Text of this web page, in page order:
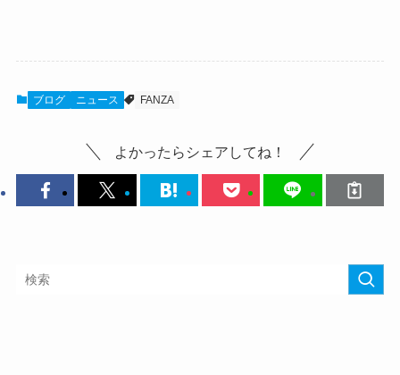
ブログ ニュース FANZA
よかったらシェアしてね！